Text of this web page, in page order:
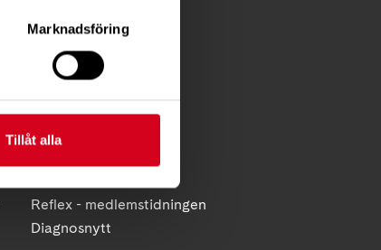
Marknadsföring
Tillåt alla
FÖR MEDLEMMAR
Förening
Diagnosstöd
Reflex - medlemstidningen
Diagnosnytt